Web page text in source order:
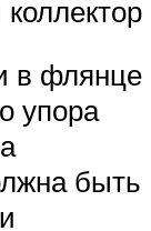
в флянце
упора
быть